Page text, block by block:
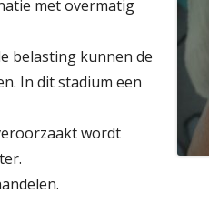
met overmatig
belasting kunnen de
In dit stadium een
wordt